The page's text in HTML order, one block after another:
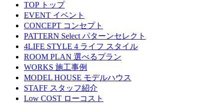
TOP トップ
EVENT イベント
CONCEPT コンセプト
PATTERN Select パターンセレクト
4LIFE STYLE 4 ライフ スタイル
ROOM PLAN 選べるプラン
WORKS 施工事例
MODEL HOUSE モデルハウス
STAFF スタッフ紹介
Low COST ローコスト